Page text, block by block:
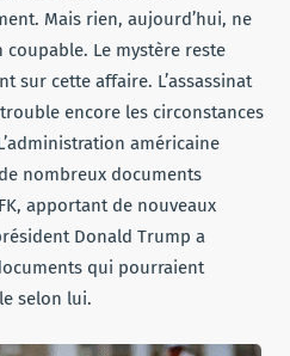
Mais rien, aujourd’hui, ne
Le mystère reste
sur cette affaire. L’assassinat
encore les circonstances
américaine
nombreux documents
apportant de nouveaux
Donald Trump a
qui pourraient
selon lui.